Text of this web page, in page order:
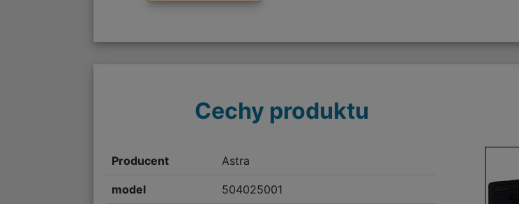
Cechy produktu
Producent Astra
model 504025001